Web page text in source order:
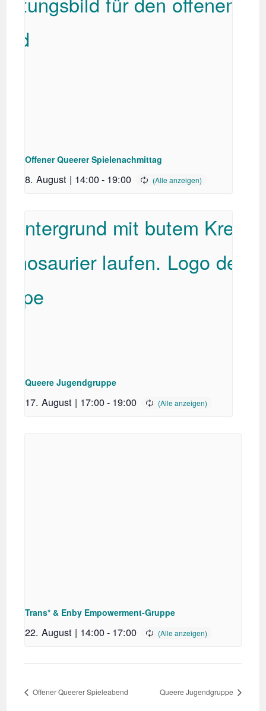
Offener Queerer Spielenachmittag
8. August | 14:00- 19:00
Queere Jugendgruppe
17. August | 17:00- 19:00
Trans* & Enby Empowerment-Gruppe
22. August | 14:00- 17:00
Offener Queerer Spieleabend Queere Jugendgruppe